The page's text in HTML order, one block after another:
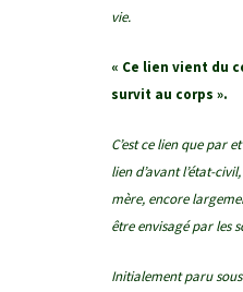
vie.
« Ce lien vient du
survit au corps ».
C’est ce lien que par
lien d’avant l’état-
mère, encore
être envisagé par les
Initialement paru